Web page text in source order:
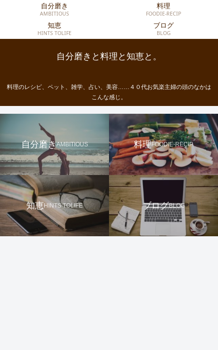
自分磨きと料理と知恵と。
料理のレシピ、ペット、雑学、占い、美容……４０代お気楽主婦の頭のなかは
こんな感じ。
自分磨き
AMBITIOUS
料理
FOODIE-RECIP
知恵
HINTS TOLIFE
ブログ
BLOG
自分磨きAMBITIOUS 料理FOODIE-RECIP
知恵HINTS TOLIFE ブログBLOG